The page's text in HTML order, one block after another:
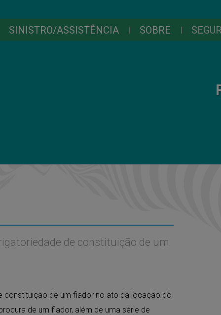
SINISTRO/ASSISTÊNCIA SOBRE
de constituição de um
constituição de um fiador no ato da locação do
de um fiador, além de uma série de